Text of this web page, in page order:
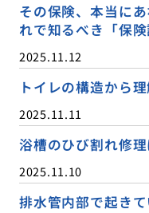
その保険、本当に
れで知るべき「保
2025.11.12
トイレの構造から
2025.11.11
浴槽のひび割れ修
2025.11.10
排水管内部で起き